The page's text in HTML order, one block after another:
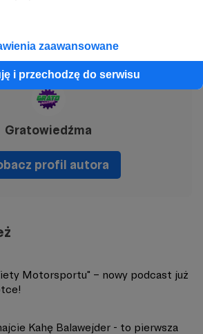
zaawansowane
i przechodzę do serwisu
Gratowiedźma
profil autora
Motorsportu" – nowy podcast już
Kahę Balawejder - to pierwsza